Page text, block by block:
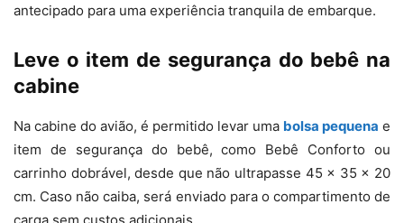
antecipado para uma experiência tranquila de embarque.
Leve o item de segurança do bebê na
cabine
Na cabine do avião, é permitido levar uma bolsa pequena e
item de segurança do bebê, como Bebê Conforto ou
carrinho dobrável, desde que não ultrapasse 45 x 35 x 20
cm. Caso não caiba, será enviado para o compartimento de
carga sem custos adicionais.